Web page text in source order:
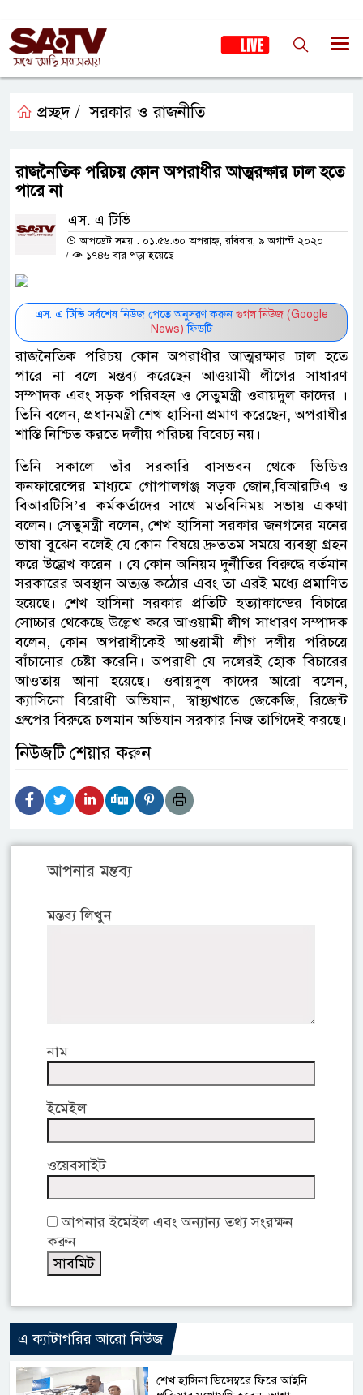
প্রচ্ছদ / সরকার ও রাজনীতি
রাজনৈতিক পরিচয় কোন অপরাধীর আত্মরক্ষার ঢাল হতে
পারে না
এস. এ টিভি
আপডেট সময় : ০১:৫৬:৩০ অপরাহ্ন, রবিবার, ৯ অগাস্ট ২০২০
/
১৭৪৬ বার পড়া হয়েছে
এস. এ টিভি সর্বশেষ নিউজ পেতে অনুসরণ করুন গুগল নিউজ (Google
News) ফিডটি
রাজনৈতিক পরিচয় কোন অপরাধীর আত্মরক্ষার ঢাল হতে
পারে না বলে মন্তব্য করেছেন আওয়ামী লীগের সাধারণ
সম্পাদক এবং সড়ক পরিবহন ও সেতুমন্ত্রী ওবায়দুল কাদের ।
তিনি বলেন, প্রধানমন্ত্রী শেখ হাসিনা প্রমাণ করেছেন, অপরাধীর
শাস্তি নিশ্চিত করতে দলীয় পরিচয় বিবেচ্য নয়।
তিনি সকালে তাঁর সরকারি বাসভবন থেকে ভিডিও
কনফারেন্সের মাধ্যমে গোপালগঞ্জ সড়ক জোন,বিআরটিএ ও
বিআরটিসি’র কর্মকর্তাদের সাথে মতবিনিময় সভায় একথা
বলেন। সেতুমন্ত্রী বলেন, শেখ হাসিনা সরকার জনগনের মনের
ভাষা বুঝেন বলেই যে কোন বিষয়ে দ্রুততম সময়ে ব্যবস্থা গ্রহন
করে উল্লেখ করেন । যে কোন অনিয়ম দুর্নীতির বিরুদ্ধে বর্তমান
সরকারের অবস্থান অত্যন্ত কঠোর এবং তা এরই মধ্যে প্রমাণিত
হয়েছে। শেখ হাসিনা সরকার প্রতিটি হত্যাকান্ডের বিচারে
সোচ্চার থেকেছে উল্লেখ করে আওয়ামী লীগ সাধারণ সম্পাদক
বলেন, কোন অপরাধীকেই আওয়ামী লীগ দলীয় পরিচয়ে
বাঁচানোর চেষ্টা করেনি। অপরাধী যে দলেরই হোক বিচারের
আওতায় আনা হয়েছে। ওবায়দুল কাদের আরো বলেন,
ক্যাসিনো বিরোধী অভিযান, স্বাস্থ্যখাতে জেকেজি, রিজেন্ট
গ্রুপের বিরুদ্ধে চলমান অভিযান সরকার নিজ তাগিদেই করছে।
নিউজটি শেয়ার করুন
আপনার মন্তব্য
মন্তব্য লিখুন
নাম
ইমেইল
ওয়েবসাইট
আপনার ইমেইল এবং অন্যান্য তথ্য সংরক্ষন
করুন
এ ক্যাটাগরির আরো নিউজ
শেখ হাসিনা ডিসেম্বরে ফিরে আইনি